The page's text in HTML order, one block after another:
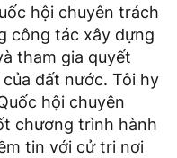
hội chuyên trách
công tác xây dựng
tham gia quyết
đất nước. Tôi hy
hội chuyên
chương trình hành
tin với cử tri nơi